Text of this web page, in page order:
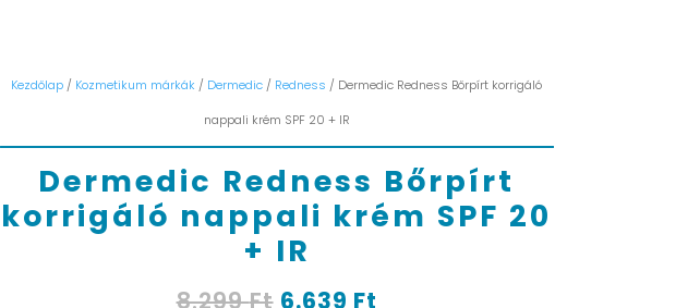
Kezdőlap / Kozmetikum márkák / Dermedic / Redness / Dermedic Redness Bőrpírt korrigáló
nappali krém SPF 20 + IR
Dermedic Redness Bőrpírt
korrigáló nappali krém SPF 20
+ IR
8.299Ft Original
6.639 Ft